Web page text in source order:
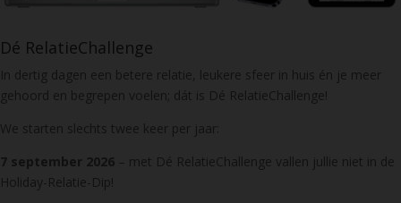
Dé RelatieChallenge
In dertig dagen een betere relatie, leukere sfeer in huis én je meer
gehoord en begrepen voelen; dát is Dé RelatieChallenge!
We starten slechts twee keer per jaar:
7 september 2026 – met Dé RelatieChallenge vallen jullie niet in de
Holiday-Relatie-Dip!